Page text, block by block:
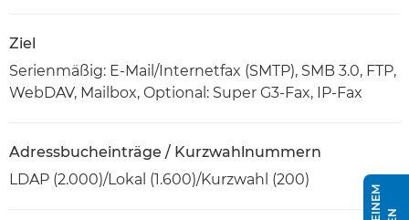
Ziel
Serienmäßig: E-Mail/Internetfax (SMTP), SMB 3.0, FTP,
WebDAV, Mailbox, Optional: Super G3-Fax, IP-Fax
Adressbucheinträge / Kurzwahlnummern
LDAP (2.000)/Lokal (1.600)/Kurzwahl (200)